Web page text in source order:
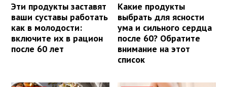
Эти продукты заставят
ваши суставы работать
как в молодости:
включите их в рацион
после 60 лет
Какие продукты
выбрать для ясности
ума и сильного сердца
после 60? Обратите
внимание на этот
список